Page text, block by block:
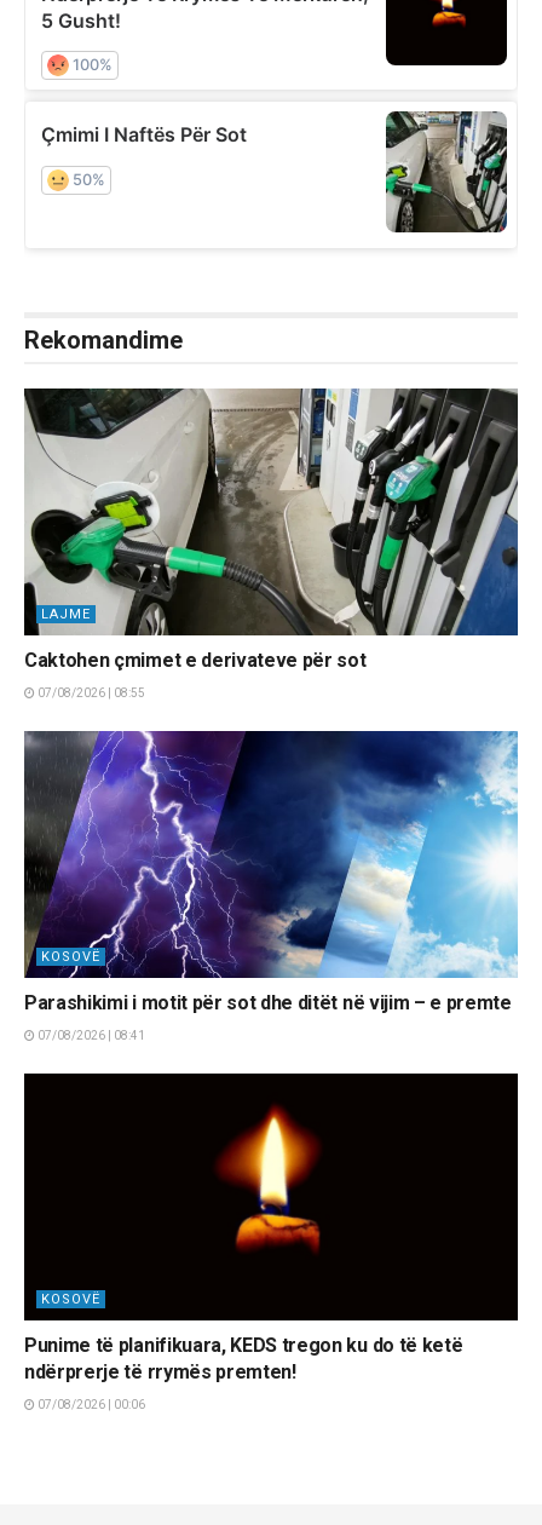
Rekomandime
LAJME
Caktohen çmimet e derivateve për sot
07/08/2026 | 08:55
KOSOVË
Parashikimi i motit për sot dhe ditët në vijim – e premte
07/08/2026 | 08:41
KOSOVË
Punime të planifikuara, KEDS tregon ku do të ketë
ndërprerje të rrymës premten!
07/08/2026 | 00:06